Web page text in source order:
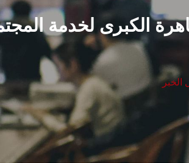
الكبرى لخدمة
الخبر